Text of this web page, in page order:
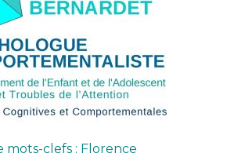
mots-clefs : Florence